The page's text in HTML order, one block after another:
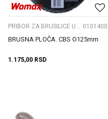
PRIBOR ZA BRUSILICE UGAONE 0101400
BRUSNA PLOČA. CBS O125mm
1.175,00 RSD